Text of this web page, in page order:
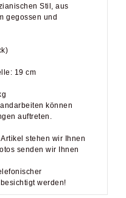
Stil, aus
gegossen und
19 cm
können
auftreten.
stehen wir Ihnen
senden wir Ihnen
werden!